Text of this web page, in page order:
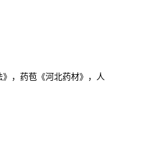
，药苞《河北药材》，人